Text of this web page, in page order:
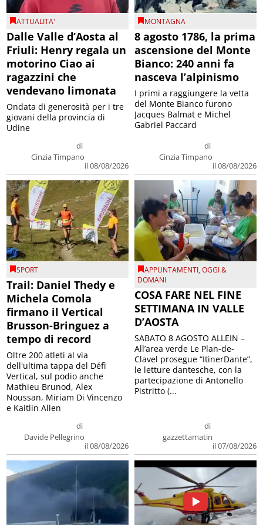
ATTUALITA'
Dalle Valle d’Aosta al
Friuli: Henry regala un
motorino Ciao ai
ragazzini che
vendevano limonata
di
Cinzia Timpano
il 08/08/2026
Ondata di generosità per i tre
giovani della provincia di
Udine
MONTAGNA
8 agosto 1786, la prima
ascensione del Monte
Bianco: 240 anni fa
nasceva l’alpinismo
di
Cinzia Timpano
il 08/08/2026
I primi a raggiungere la vetta
del Monte Bianco furono
Jacques Balmat e Michel
Gabriel Paccard
SPORT
Trail: Daniel Thedy e
Michela Comola
firmano il Vertical
Brusson-Bringuez a
tempo di record
di
Davide Pellegrino
il 08/08/2026
Oltre 200 atleti al via
dell'ultima tappa del Défì
Vertical, sul podio anche
Mathieu Brunod, Alex
Noussan, Miriam Di Vincenzo
e Kaitlin Allen
APPUNTAMENTI,OGGI &
DOMANI
COSA FARE NEL FINE
SETTIMANA IN VALLE
D’AOSTA
di
gazzettamatin
il 07/08/2026
SABATO 8 AGOSTO ALLEIN –
All’area verde Le Plan-de-
Clavel prosegue “ItinerDante”,
le letture dantesche, con la
partecipazione di Antonello
Pistritto (...